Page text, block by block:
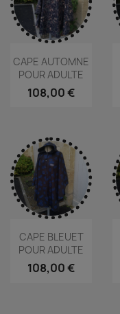
CAPE AUTOMNE
POUR ADULTE
108,00 €
CAPE BLEUET
POUR ADULTE
108,00 €